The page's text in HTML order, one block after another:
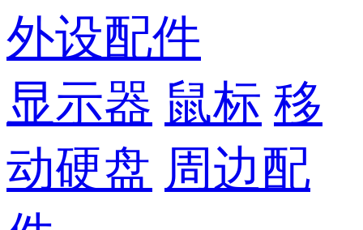
外设配件
显示器 鼠标 移
动硬盘 周边配